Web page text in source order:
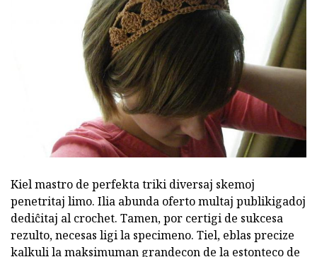
Kiel mastro de perfekta triki diversaj skemoj
penetritaj limo. Ilia abunda oferto multaj publikigadoj
dediĉitaj al crochet. Tamen, por certigi de sukcesa
rezulto, necesas ligi la specimeno. Tiel, eblas precize
kalkuli la maksimuman grandecon de la estonteco de